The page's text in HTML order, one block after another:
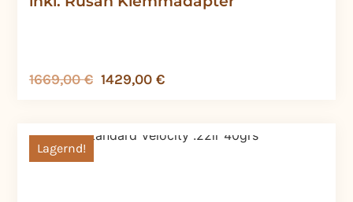
1669,00€ 1429,00 €
Lagernd!